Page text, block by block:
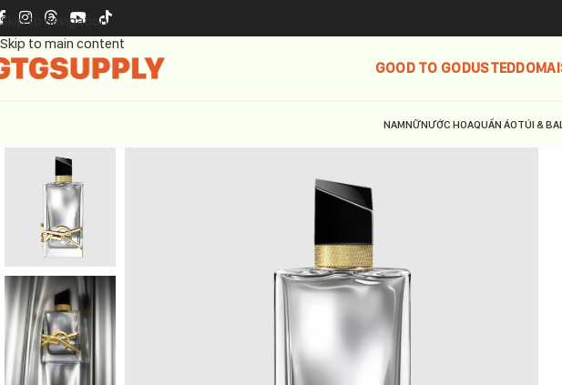
Skip to navigation
Skip to main content
GOOD TO GODUSTED
NAMNỮNƯỚC HOAQUẦN ÁOTÚI &